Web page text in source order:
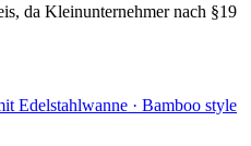
da Kleinunternehmer nach §19
Edelstahlwanne · Bamboo style